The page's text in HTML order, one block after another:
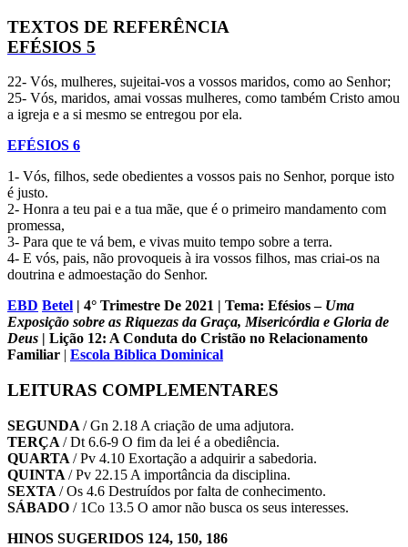
TEXTOS DE REFERÊNCIA
EFÉSIOS 5
22- Vós, mulheres, sujeitai-vos a vossos maridos, como ao Senhor;
25- Vós, maridos, amai vossas mulheres, como também Cristo amou
a igreja e a si mesmo se entregou por ela.
EFÉSIOS 6
1- Vós, filhos, sede obedientes a vossos pais no Senhor, porque isto
é justo.
2- Honra a teu pai e a tua mãe, que é o primeiro mandamento com
promessa,
3- Para que te vá bem, e vivas muito tempo sobre a terra.
4- E vós, pais, não provoqueis à ira vossos filhos, mas criai-os na
doutrina e admoestação do Senhor.
EBD Betel | 4° Trimestre De 2021 | Tema: Efésios – Uma
Exposição sobre as Riquezas da Graça, Misericórdia e Gloria de
Deus | Lição 12: A Conduta do Cristão no Relacionamento
Familiar | Escola Biblica Dominical
LEITURAS COMPLEMENTARES
SEGUNDA / Gn 2.18 A criação de uma adjutora.
TERÇA / Dt 6.6-9 O fim da lei é a obediência.
QUARTA / Pv 4.10 Exortação a adquirir a sabedoria.
QUINTA / Pv 22.15 A importância da disciplina.
SEXTA / Os 4.6 Destruídos por falta de conhecimento.
SÁBADO / 1Co 13.5 O amor não busca os seus interesses.
HINOS SUGERIDOS 124, 150, 186